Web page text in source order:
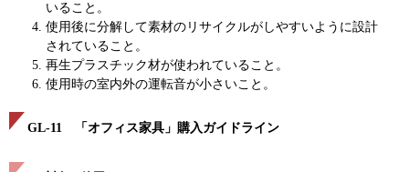
いること。
使用後に分解して素材のリサイクルがしやすいように設計
されていること。
再生プラスチック材が使われていること。
使用時の室内外の運転音が小さいこと。
GL-11 「オフィス家具」購入ガイドライン